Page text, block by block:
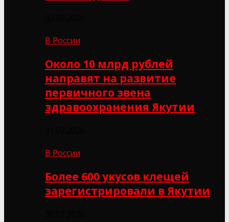
В России
Около 10 млрд рублей
направят на развитие
первичного звена
здравоохранения Якутии
В России
Более 600 укусов клещей
зарегистрировали в Якутии